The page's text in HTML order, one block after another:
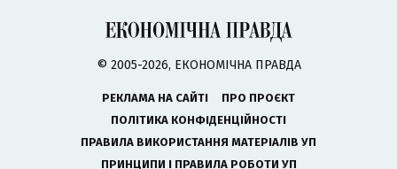
© 2005-2026, ЕКОНОМІЧНА ПРАВДА
РЕКЛАМА НА САЙТІ
ПРО ПРОЄКТ
ПОЛІТИКА КОНФІДЕНЦІЙНОСТІ
ПРАВИЛА ВИКОРИСТАННЯ МАТЕРІАЛІВ УП
ПРИНЦИПИ І ПРАВИЛА РОБОТИ УП